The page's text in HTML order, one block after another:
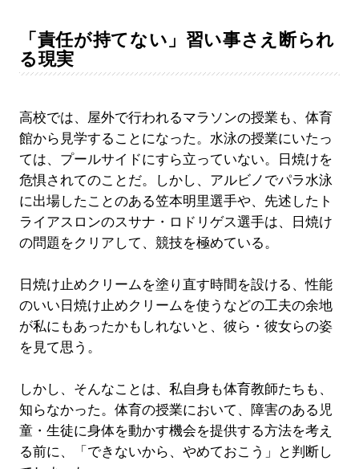
「責任が持てない」習い事さえ断られ
る現実
高校では、屋外で行われるマラソンの授業も、体育
館から見学することになった。水泳の授業にいたっ
ては、プールサイドにすら立っていない。日焼けを
危惧されてのことだ。しかし、アルビノでパラ水泳
に出場したことのある笠本明里選手や、先述したト
ライアスロンのスサナ・ロドリゲス選手は、日焼け
の問題をクリアして、競技を極めている。
日焼け止めクリームを塗り直す時間を設ける、性能
のいい日焼け止めクリームを使うなどの工夫の余地
が私にもあったかもしれないと、彼ら・彼女らの姿
を見て思う。
しかし、そんなことは、私自身も体育教師たちも、
知らなかった。体育の授業において、障害のある児
童・生徒に身体を動かす機会を提供する方法を考え
る前に、「できないから、やめておこう」と判断し